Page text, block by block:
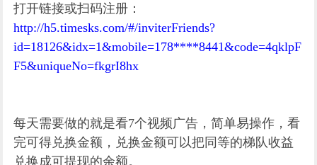
打开链接或扫码注册：
http://h5.timesks.com/#/inviterFriends?
id=18126&idx=1&mobile=178****8441&code=4qklpF
F5&uniqueNo=fkgrI8hx
每天需要做的就是看7个视频广告，简单易操作，看
完可得兑换金额，兑换金额可以把同等的梯队收益
兑换成可提现的余额。